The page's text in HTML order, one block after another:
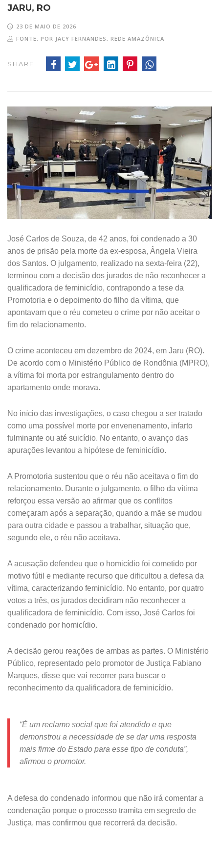
JARU, RO
23 DE MAIO DE 2026
FONTE: POR JACY FERNANDES, REDE AMAZÔNICA
SHARE:
José Carlos de Souza, de 42 anos, foi condenado a 30
anos de prisão pela morte da ex-esposa, Ângela Vieira
dos Santos. O julgamento, realizado na sexta-feira (22),
terminou com a decisão dos jurados de não reconhecer a
qualificadora de feminicídio, contrapondo a tese da
Promotoria e o depoimento do filho da vítima, que
apontavam que o réu cometeu o crime por não aceitar o
fim do relacionamento.
O crime aconteceu em dezembro de 2024, em Jaru (RO).
De acordo com o Ministério Público de Rondônia (MPRO),
a vítima foi morta por estrangulamento dentro do
apartamento onde morava.
No início das investigações, o caso chegou a ser tratado
como uma possível morte por envenenamento, infarto
fulminante ou até suicídio. No entanto, o avanço das
apurações levantou a hipótese de feminicídio.
A Promotoria sustentou que o réu não aceitava o fim do
relacionamento. Durante o julgamento, o filho da vítima
reforçou essa versão ao afirmar que os conflitos
começaram após a separação, quando a mãe se mudou
para outra cidade e passou a trabalhar, situação que,
segundo ele, o réu não aceitava.
A acusação defendeu que o homicídio foi cometido por
motivo fútil e mediante recurso que dificultou a defesa da
vítima, caracterizando feminicídio. No entanto, por quatro
votos a três, os jurados decidiram não reconhecer a
qualificadora de feminicídio. Com isso, José Carlos foi
condenado por homicídio.
A decisão gerou reações de ambas as partes. O Ministério
Público, representado pelo promotor de Justiça Fabiano
Marques, disse que vai recorrer para buscar o
reconhecimento da qualificadora de feminicídio.
“É um reclamo social que foi atendido e que
demonstrou a necessidade de se dar uma resposta
mais firme do Estado para esse tipo de conduta”,
afirmou o promotor.
A defesa do condenado informou que não irá comentar a
condenação porque o processo tramita em segredo de
Justiça, mas confirmou que recorrerá da decisão.